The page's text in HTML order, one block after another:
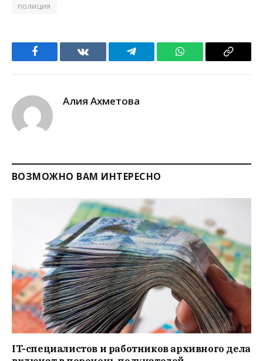
полиция
Facebook VKontakteTelegram WhatsApp Copy
Алия Ахметова
ВОЗМОЖНО ВАМ ИНТЕРЕСНО
IT-специалистов и работников архивного дела